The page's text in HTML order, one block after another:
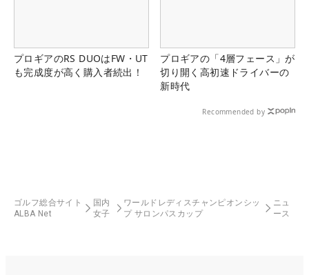
プロギアのRS DUOはFW・UT
も完成度が高く購入者続出！
プロギアの「4層フェース」が
切り開く高初速ドライバーの
新時代
Recommended by
ゴルフ総合サイト
ALBA Net
国内
女子
ワールドレディスチャンピオンシッ
プ サロンパスカップ
ニュ
ース